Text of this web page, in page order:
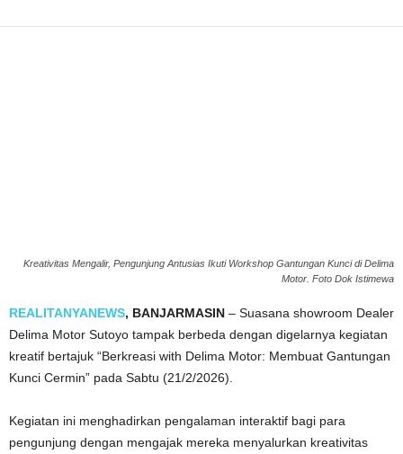
Kreativitas Mengalir, Pengunjung Antusias Ikuti Workshop Gantungan Kunci di Delima
Motor. Foto Dok Istimewa
REALITANYANEWS, BANJARMASIN – Suasana showroom Dealer
Delima Motor Sutoyo tampak berbeda dengan digelarnya kegiatan
kreatif bertajuk “Berkreasi with Delima Motor: Membuat Gantungan
Kunci Cermin” pada Sabtu (21/2/2026).
Kegiatan ini menghadirkan pengalaman interaktif bagi para
pengunjung dengan mengajak mereka menyalurkan kreativitas